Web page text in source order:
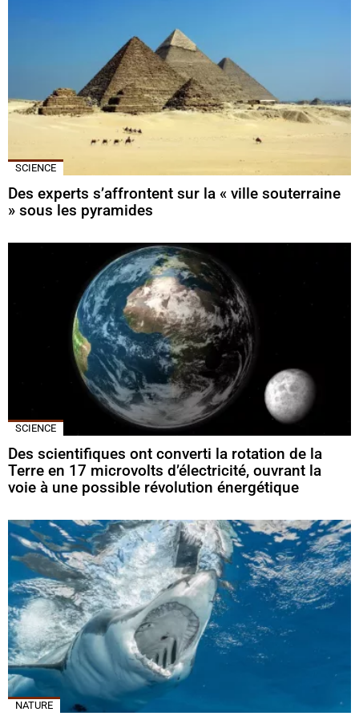
SCIENCE
Des experts s’affrontent sur la « ville souterraine
» sous les pyramides
SCIENCE
Des scientifiques ont converti la rotation de la
Terre en 17 microvolts d’électricité, ouvrant la
voie à une possible révolution énergétique
NATURE